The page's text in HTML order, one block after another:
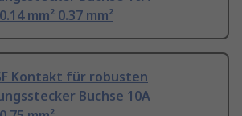
mm² 0.37 mm²
Kontakt für robusten
Buchse 10A